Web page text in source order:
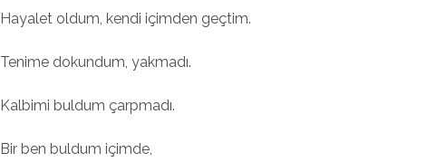
Hayalet oldum, kendi içimden geçtim.
Tenime dokundum, yakmadı.
Kalbimi buldum çarpmadı.
Bir ben buldum içimde,